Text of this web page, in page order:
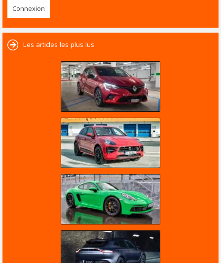
Les articles les plus lus